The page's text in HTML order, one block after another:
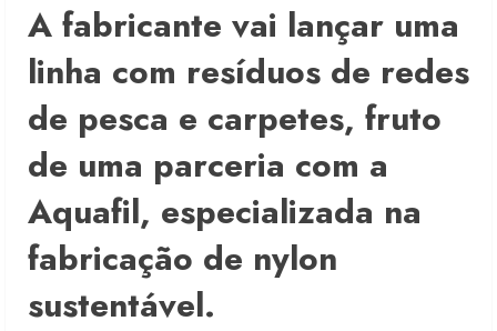
A fabricante vai lançar uma
linha com resíduos de redes
de pesca e carpetes, fruto
de uma parceria com a
Aquafil, especializada na
fabricação de nylon
sustentável.